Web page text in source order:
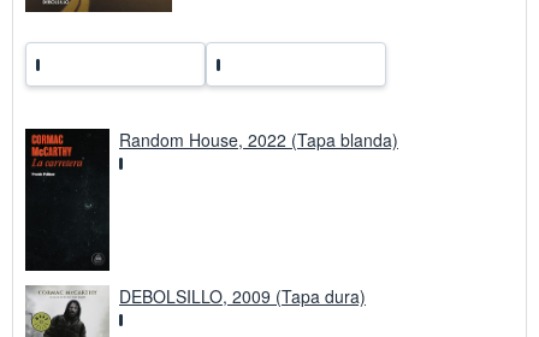
e
Random House, 2022 (Tapa blanda)
DEBOLSILLO, 2009 (Tapa dura)